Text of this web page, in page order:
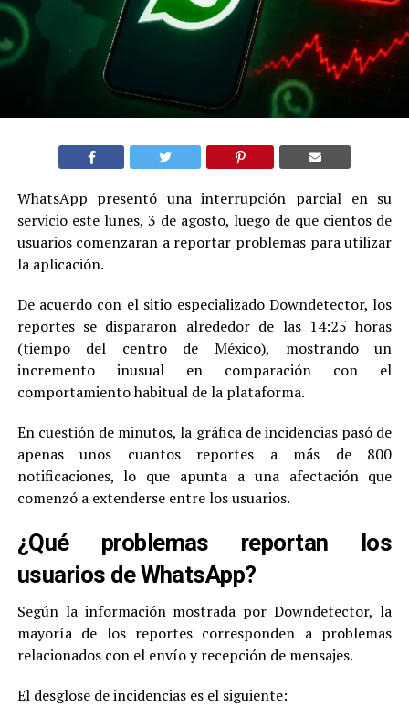
WhatsApp presentó una interrupción parcial en su
servicio este lunes, 3 de agosto, luego de que cientos de
usuarios comenzaran a reportar problemas para utilizar
la aplicación.
De acuerdo con el sitio especializado Downdetector, los
reportes se dispararon alrededor de las 14:25 horas
(tiempo del centro de México), mostrando un
incremento inusual en comparación con el
comportamiento habitual de la plataforma.
En cuestión de minutos, la gráfica de incidencias pasó de
apenas unos cuantos reportes a más de 800
notificaciones, lo que apunta a una afectación que
comenzó a extenderse entre los usuarios.
¿Qué problemas reportan los
usuarios de WhatsApp?
Según la información mostrada por Downdetector, la
mayoría de los reportes corresponden a problemas
relacionados con el envío y recepción de mensajes.
El desglose de incidencias es el siguiente: